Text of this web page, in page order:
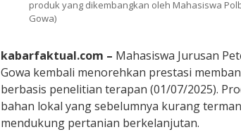
produk yang dikembangkan oleh Mahasiswa
Gowa)
kabarfaktual.com – Mahasiswa Jurusan
Gowa kembali menorehkan prestasi
berbasis penelitian terapan (01/07/2025).
bahan lokal yang sebelumnya kurang
mendukung pertanian berkelanjutan.